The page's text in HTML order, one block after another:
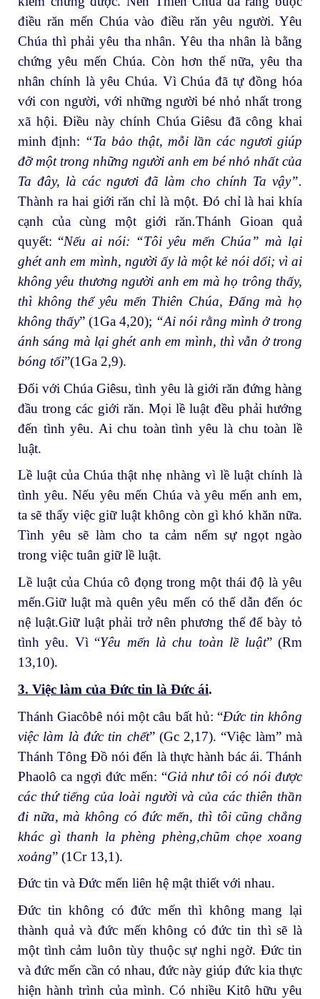
điều răn mến Chúa vào điều răn yêu người. Yêu
Chúa thì phải yêu tha nhân. Yêu tha nhân là bằng
chứng yêu mến Chúa. Còn hơn thế nữa, yêu tha
nhân chính là yêu Chúa. Vì Chúa đã tự đồng hóa
với con người, với những người bé nhỏ nhất trong
xã hội. Điều này chính Chúa Giêsu đã công khai
minh định: “Ta bảo thật, mỗi lần các ngươi giúp
đỡ một trong những người anh em bé nhỏ nhất của
Ta đây, là các ngươi đã làm cho chính Ta vậy”.
Thành ra hai giới răn chỉ là một. Đó chỉ là hai khía
cạnh của cùng một giới răn.Thánh Gioan quả
quyết: “Nếu ai nói: “Tôi yêu mến Chúa” mà lại
ghét anh em mình, người ấy là một kẻ nói dối; vì ai
không yêu thương người anh em mà họ trông thấy,
thì không thể yêu mến Thiên Chúa, Ðấng mà họ
không thấy” (1Ga 4,20); “Ai nói rằng mình ở trong
ánh sáng mà lại ghét anh em mình, thì vẫn ở trong
bóng tối”(1Ga 2,9).
Đối với Chúa Giêsu, tình yêu là giới răn đứng hàng
đầu trong các giới răn. Mọi lề luật đều phải hướng
đến tình yêu. Ai chu toàn tình yêu là chu toàn lề
luật.
Lề luật của Chúa thật nhẹ nhàng vì lề luật chính là
tình yêu. Nếu yêu mến Chúa và yêu mến anh em,
ta sẽ thấy việc giữ luật không còn gì khó khăn nữa.
Tình yêu sẽ làm cho ta cảm nếm sự ngọt ngào
trong việc tuân giữ lề luật.
Lề luật của Chúa cô đọng trong một thái độ là yêu
mến.Giữ luật mà quên yêu mến có thể dẫn đến óc
nệ luật.Giữ luật phải trở nên phương thế để bày tỏ
tình yêu. Vì “Yêu mến là chu toàn lề luật” (Rm
13,10).
3. Việc làm của Đức tin là Đức ái.
Thánh Giacôbê nói một câu bất hủ: “Đức tin không
việc làm là đức tin chết” (Gc 2,17). “Việc làm” mà
Thánh Tông Đồ nói đến là thực hành bác ái. Thánh
Phaolô ca ngợi đức mến: “Giả như tôi có nói được
các thứ tiếng của loài người và của các thiên thần
đi nữa, mà không có đức mến, thì tôi cũng chẳng
khác gì thanh la phèng phèng,chũm chọe xoang
xoảng” (1Cr 13,1).
Đức tin và Đức mến liên hệ mật thiết với nhau.
Đức tin không có đức mến thì không mang lại
thành quả và đức mến không có đức tin thì sẽ là
một tình cảm luôn tùy thuộc sự nghi ngờ. Đức tin
và đức mến cần có nhau, đức này giúp đức kia thực
hiện hành trình của mình. Có nhiều Kitô hữu yêu